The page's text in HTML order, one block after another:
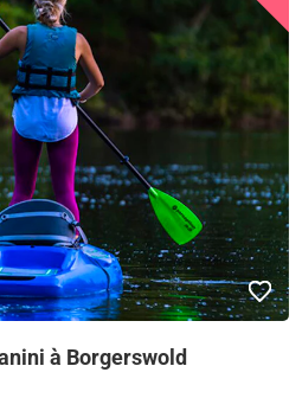
à Borgerswold